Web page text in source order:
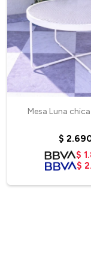
Mesa Luna
$
$
$